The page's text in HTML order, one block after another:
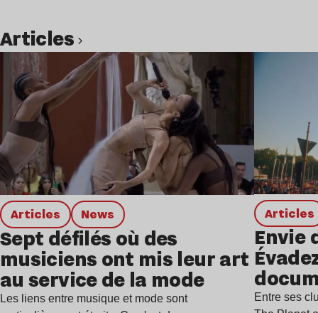
Articles
Articles news
Sept défilés où des
musiciens ont mis leur art
au service de la mode
Les liens entre musique et mode sont
Articles
Envie
Entre ses
Lire l’article